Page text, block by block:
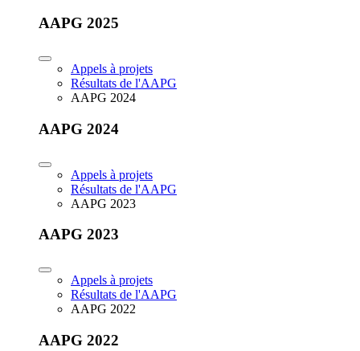
AAPG 2025
Appels à projets
Résultats de l'AAPG
AAPG 2024
AAPG 2024
Appels à projets
Résultats de l'AAPG
AAPG 2023
AAPG 2023
Appels à projets
Résultats de l'AAPG
AAPG 2022
AAPG 2022